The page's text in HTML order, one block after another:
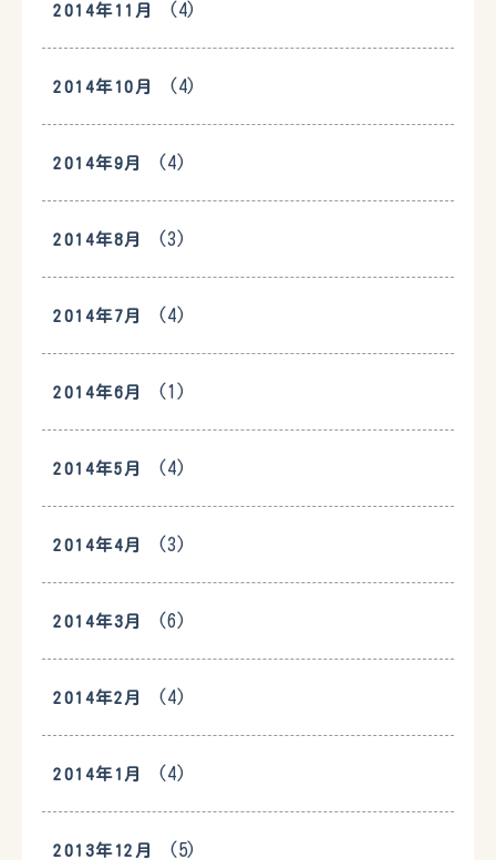
2014年11月 (4)
2014年10月 (4)
2014年9月 (4)
2014年8月 (3)
2014年7月 (4)
2014年6月 (1)
2014年5月 (4)
2014年4月 (3)
2014年3月 (6)
2014年2月 (4)
2014年1月 (4)
2013年12月 (5)